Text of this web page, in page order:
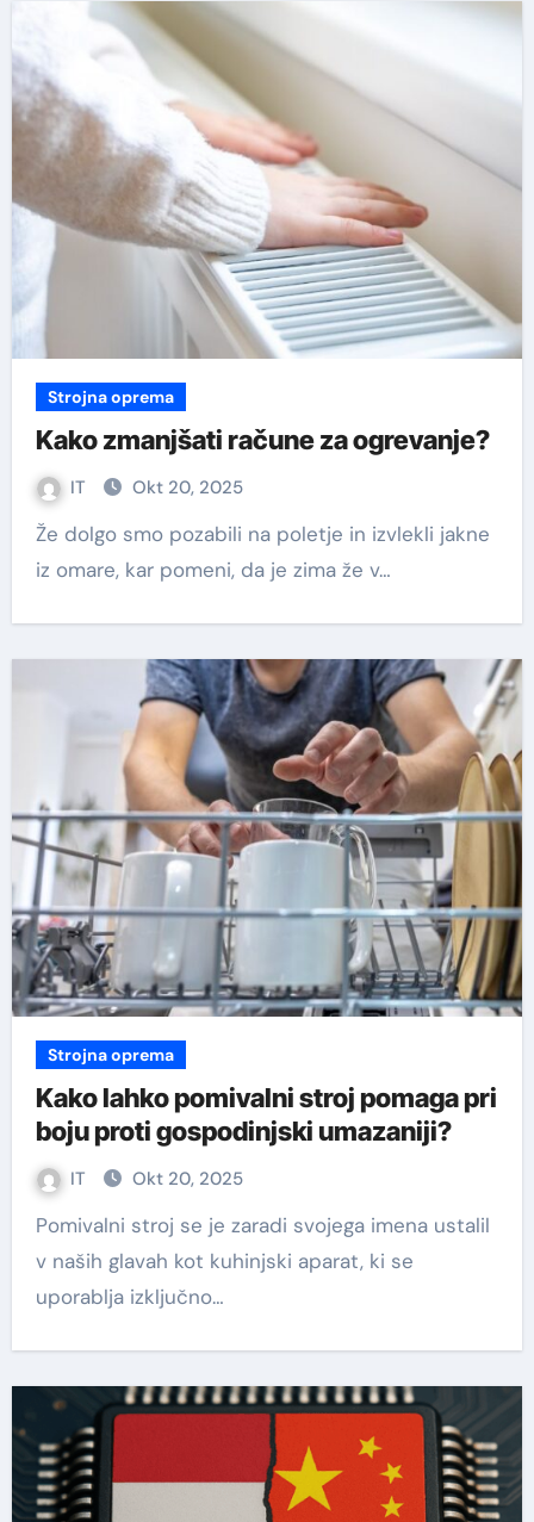
Strojna oprema
Kako zmanjšati račune za ogrevanje?
IT Okt 20, 2025
Že dolgo smo pozabili na poletje in izvlekli jakne
iz omare, kar pomeni, da je zima že v…
Strojna oprema
Kako lahko pomivalni stroj pomaga pri
boju proti gospodinjski umazaniji?
IT Okt 20, 2025
Pomivalni stroj se je zaradi svojega imena ustalil
v naših glavah kot kuhinjski aparat, ki se
uporablja izključno…